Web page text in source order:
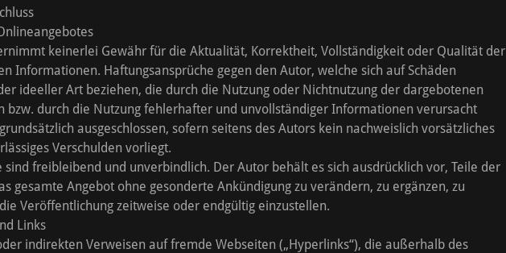
keinerlei Gewähr für die Aktualität, Korrektheit, Vollständigkeit oder Qualität der
Informationen. Haftungsansprüche gegen den Autor, welche sich auf Schäden
ideeller Art beziehen, die durch die Nutzung oder Nichtnutzung der dargebotenen
bzw. durch die Nutzung fehlerhafter und unvollständiger Informationen verursacht
ausgeschlossen, sofern seitens des Autors kein nachweislich vorsätzliches
Verschulden vorliegt.
sind freibleibend und unverbindlich. Der Autor behält es sich ausdrücklich vor, Teile der
gesamte Angebot ohne gesonderte Ankündigung zu verändern, zu ergänzen, zu
Veröffentlichung zeitweise oder endgültig einzustellen.
Links
indirekten Verweisen auf fremde Webseiten („Hyperlinks“), die außerhalb des